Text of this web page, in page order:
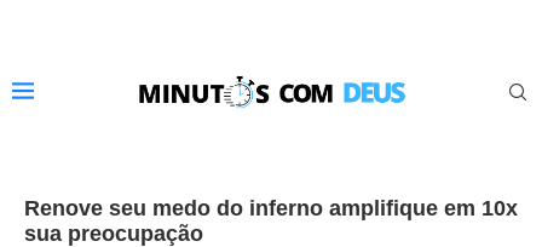
Renove seu medo do inferno amplifique em 10x
sua preocupação